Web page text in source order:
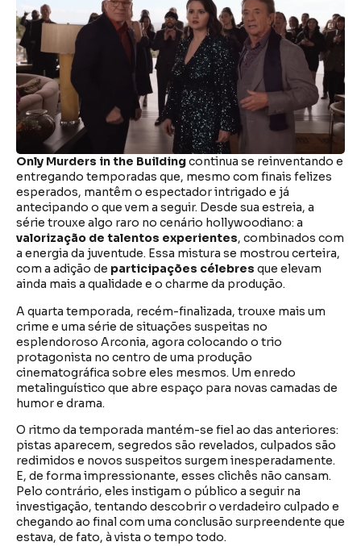
Only Murders in the Buildingcontinua se reinventando e
entregando temporadas que, mesmo com finais felizes
esperados, mantêm o espectador intrigado e já
antecipando o que vem a seguir. Desde sua estreia, a
série trouxe algo raro no cenário hollywoodiano: a
valorização de talentos experientes, combinados com
a energia da juventude. Essa mistura se mostrou certeira,
com a adição de participações célebres que elevam
ainda mais a qualidade e o charme da produção.
A quarta temporada, recém-finalizada, trouxe mais um
crime e uma série de situações suspeitas no
esplendoroso Arconia, agora colocando o trio
protagonista no centro de uma produção
cinematográfica sobre eles mesmos. Um enredo
metalinguístico que abre espaço para novas camadas de
humor e drama.
O ritmo da temporada mantém-se fiel ao das anteriores:
pistas aparecem, segredos são revelados, culpados são
redimidos e novos suspeitos surgem inesperadamente.
E, de forma impressionante, esses clichês não cansam.
Pelo contrário, eles instigam o público a seguir na
investigação, tentando descobrir o verdadeiro culpado e
chegando ao final com uma conclusão surpreendente que
estava, de fato, à vista o tempo todo.